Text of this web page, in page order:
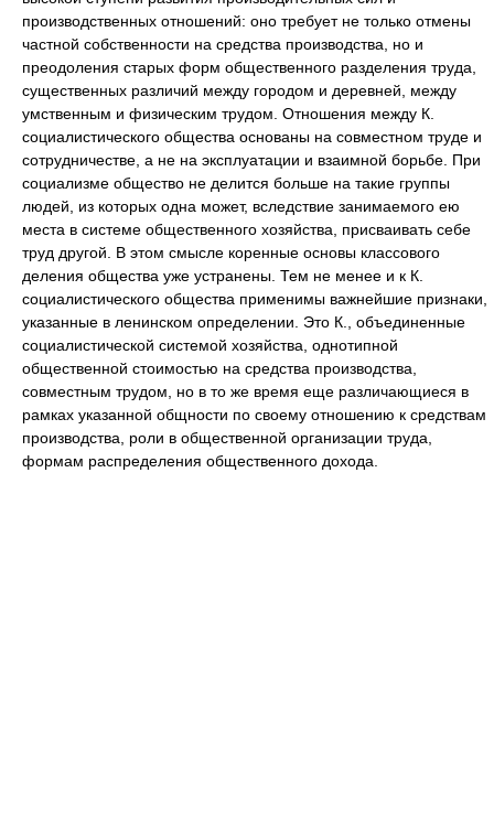
производственных отношений: оно требует не только отмены
частной собственности на средства производства, но и
преодоления старых форм общественного разделения труда,
существенных различий между городом и деревней, между
умственным и физическим трудом. Отношения между К.
социалистического общества основаны на совместном труде и
сотрудничестве, а не на эксплуатации и взаимной борьбе. При
социализме общество не делится больше на такие группы
людей, из которых одна может, вследствие занимаемого ею
места в системе общественного хозяйства, присваивать себе
труд другой. В этом смысле коренные основы классового
деления общества уже устранены. Тем не менее и к К.
социалистического общества применимы важнейшие признаки,
указанные в ленинском определении. Это К., объединенные
социалистической системой хозяйства, однотипной
общественной стоимостью на средства производства,
совместным трудом, но в то же время еще различающиеся в
рамках указанной общности по своему отношению к средствам
производства, роли в общественной организации труда,
формам распределения общественного дохода.